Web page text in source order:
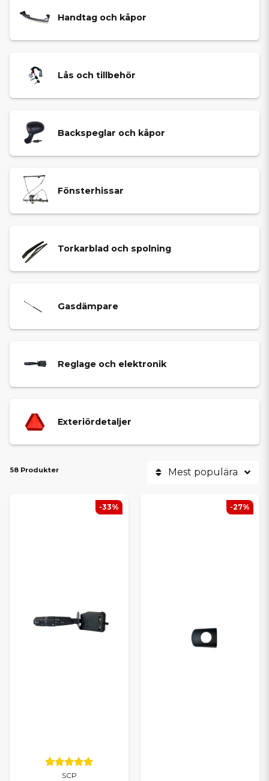
Handtag och kåpor
Lås och tillbehör
Backspeglar och kåpor
Fönsterhissar
Torkarblad och spolning
Gasdämpare
Reglage och elektronik
Exteriördetaljer
58 Produkter Mest populära
SCP
-33% -27%